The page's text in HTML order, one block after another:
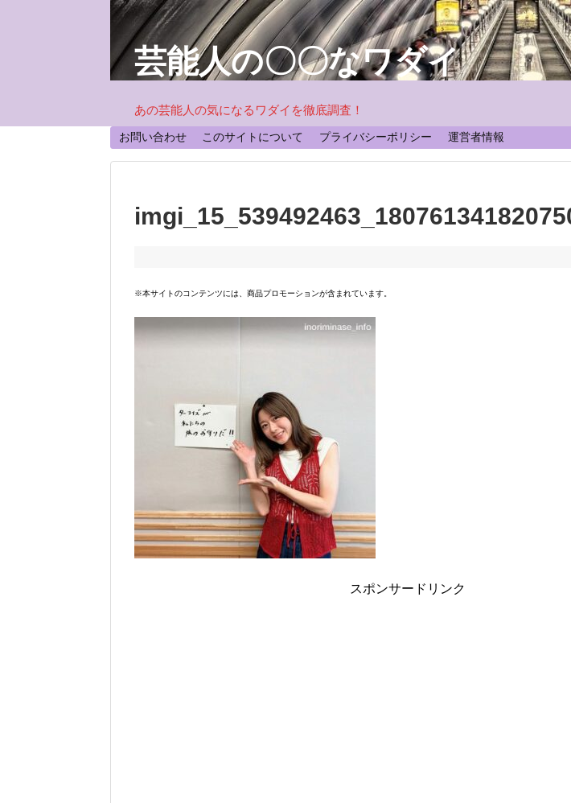
芸能人の〇〇なワダイ
あの芸能人の気になるワダイを徹底調査！
お問い合わせ このサイトについて プライバシーポリシー 運営者情報
※本サイトのコンテンツには、商品プロモーションが含まれています。
スポンサードリンク